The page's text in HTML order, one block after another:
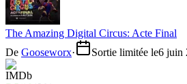
The Amazing Digital Circus: Acte Final
De Gooseworx· Sortie limitée le6 juin